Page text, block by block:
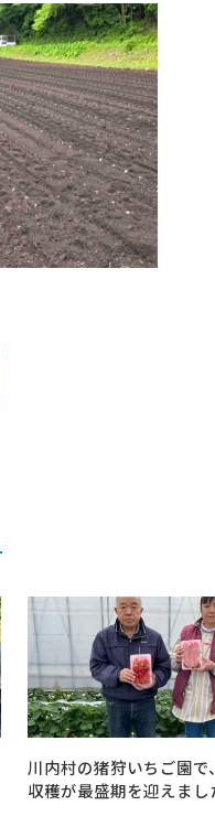
川内村の猪狩いちご園で
収穫が最盛期を迎えまし